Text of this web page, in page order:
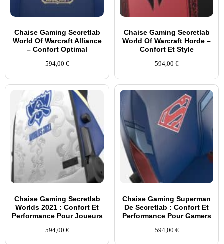
Chaise Gaming Secretlab
World Of Warcraft Alliance
– Confort Optimal
594,00 €
Chaise Gaming Secretlab
World Of Warcraft Horde –
Confort Et Style
594,00 €
Chaise Gaming Secretlab
Worlds 2021 : Confort Et
Performance Pour Joueurs
594,00 €
Chaise Gaming Superman
De Secretlab : Confort Et
Performance Pour Gamers
594,00 €